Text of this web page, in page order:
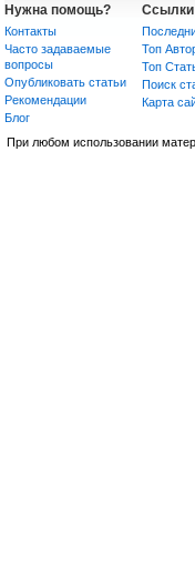
Нужна помощь?
Контакты
Часто задаваемые
вопросы
Опубликовать статьи
Рекомендации
Блог
Ссылки
Топ
Топ
Поиск
Карта
При любом использовании